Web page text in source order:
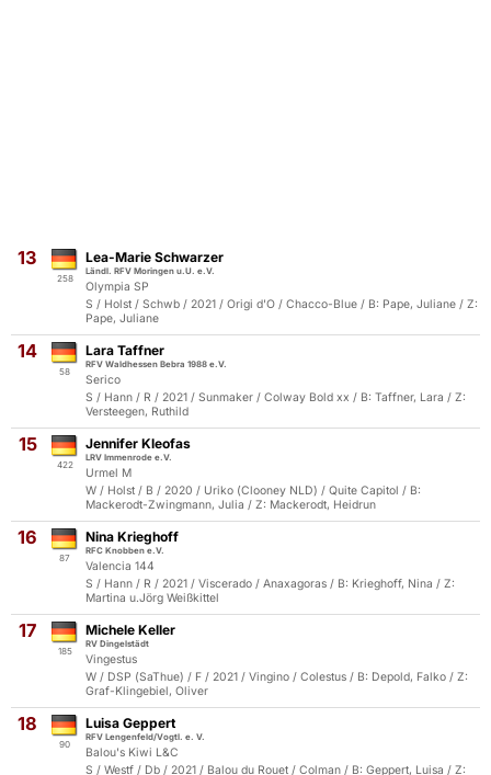
13
258
Lea-Marie Schwarzer
Ländl. RFV Moringen u.U. e.V.
Olympia SP
S / Holst / Schwb / 2021 / Origi d'O / Chacco-Blue / B: Pape, Juliane / Z:
Pape, Juliane
14
58
Lara Taffner
RFV Waldhessen Bebra 1988 e.V.
Serico
S / Hann / R / 2021 / Sunmaker / Colway Bold xx / B: Taffner, Lara / Z:
Versteegen, Ruthild
15
422
Jennifer Kleofas
LRV Immenrode e.V.
Urmel M
W / Holst / B / 2020 / Uriko (Clooney NLD) / Quite Capitol / B:
Mackerodt-Zwingmann, Julia / Z: Mackerodt, Heidrun
16
87
Nina Krieghoff
RFC Knobben e.V.
Valencia 144
S / Hann / R / 2021 / Viscerado / Anaxagoras / B: Krieghoff, Nina / Z:
Martina u.Jörg Weißkittel
17
185
Michele Keller
RV Dingelstädt
Vingestus
W / DSP (SaThue) / F / 2021 / Vingino / Colestus / B: Depold, Falko / Z:
Graf-Klingebiel, Oliver
18
90
Luisa Geppert
RFV Lengenfeld/Vogtl. e. V.
Balou's Kiwi L&C
S / Westf / Db / 2021 / Balou du Rouet / Colman / B: Geppert, Luisa / Z: